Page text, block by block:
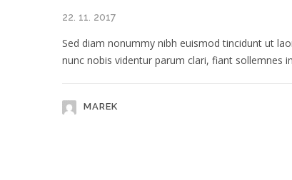
22. 11. 2017
Sed diam nonummy nibh euismod tincidunt ut
nunc nobis videntur parum clari, fiant sollemnes
MAREK